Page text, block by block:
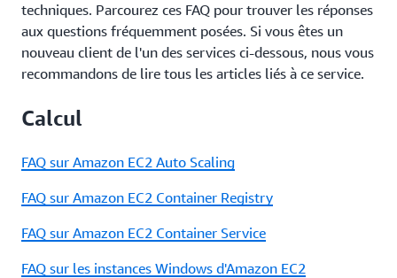
techniques. Parcourez ces FAQ pour trouver les réponses
aux questions fréquemment posées. Si vous êtes un
nouveau client de l'un des services ci-dessous, nous vous
recommandons de lire tous les articles liés à ce service.
Calcul
FAQ sur Amazon EC2 Auto Scaling
FAQ sur Amazon EC2 Container Registry
FAQ sur Amazon EC2 Container Service
FAQ sur les instances Windows d'Amazon EC2